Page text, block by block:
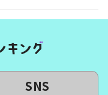
SNS